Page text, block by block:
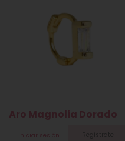
Aro Magnolia Dorado
Iniciar sesión